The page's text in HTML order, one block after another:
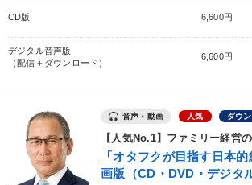
CD版 6,600円
デジタル音声版
（配信＋ダウンロード）
6,600円
音声・動画 人気 ダウ
【人気No.1】ファミリー経営
「オタフクが目指す日本
画版（CD・DVD・デジタ